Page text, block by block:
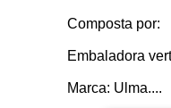
Composta por:
Embaladora
Marca: Ulma....